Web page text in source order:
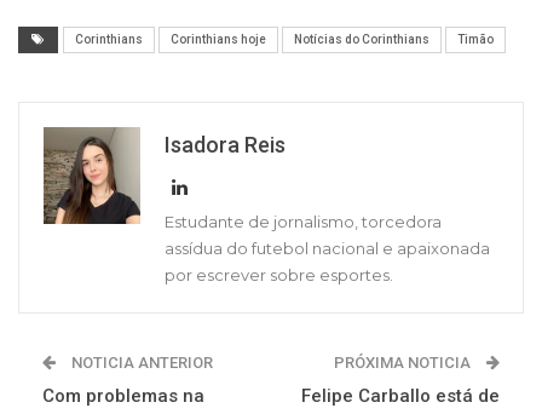
Corinthians Corinthians hoje Notícias do Corinthians Timão
Isadora Reis
Estudante de jornalismo, torcedora
assídua do futebol nacional e apaixonada
por escrever sobre esportes.
NOTICIA ANTERIOR
Com problemas na
PRÓXIMA NOTICIA
Felipe Carballo está de